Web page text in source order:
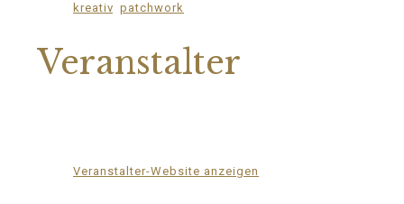
kreativ patchwork
Veranstalter
Veranstalter-Website anzeigen